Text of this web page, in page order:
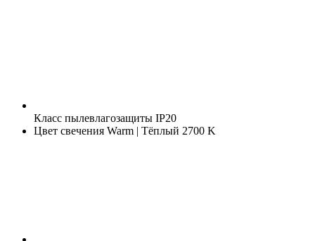
Класс пылевлагозащиты IP20
Цвет свечения Warm | Тёплый 2700 K